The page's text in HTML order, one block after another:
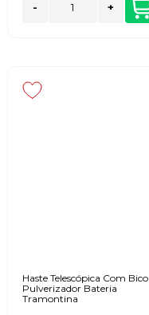
- +
Haste Telescópica Com Bico
Pulverizador Bateria
Tramontina